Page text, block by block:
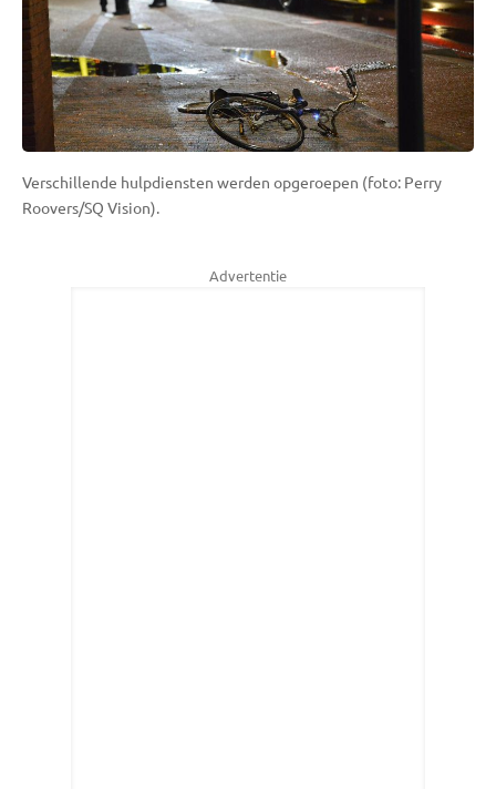
Verschillende hulpdiensten werden opgeroepen (foto: Perry
Roovers/SQ Vision).
Advertentie